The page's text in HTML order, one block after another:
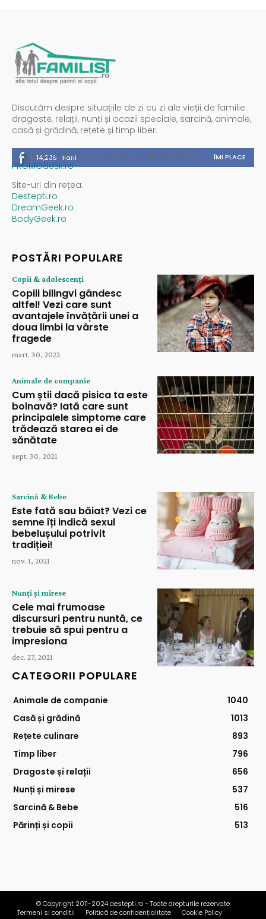
Discutăm despre situațiile de zi cu zi ale vieții de familie:
dragoste, relații, nunți și ocazii speciale, sarcină, animale,
casă și grădină, rețete și timp liber.
14,235 Fani ÎMI PLACE
Spații publicitare / reclamă administrată de
PROMOdesk.ro
Site-uri din rețea:
Destepti.ro
DreamGeek.ro
BodyGeek.ro
POSTĂRI POPULARE
Copii & adolescenți
Copiii bilingvi gândesc
altfel! Vezi care sunt
avantajele învățării unei a
doua limbi la vârste
fragede
mart. 30, 2022
Animale de companie
Cum știi dacă pisica ta este
bolnavă? Iată care sunt
principalele simptome care
trădează starea ei de
sănătate
sept. 30, 2021
Sarcină & Bebe
Este fată sau băiat? Vezi ce
semne îți indică sexul
bebelușului potrivit
tradiției!
nov. 1, 2021
Nunți și mirese
Cele mai frumoase
discursuri pentru nuntă, ce
trebuie să spui pentru a
impresiona
dec. 27, 2021
CATEGORII POPULARE
Animale de companie
1040
Casă și grădină
1013
Rețete culinare
893
Timp liber
796
Dragoste și relații
656
Nunți și mirese
537
Sarcină & Bebe
516
Părinți și copii
513
© Copyright 2011-2024 destepti.ro - Toate drepturile rezervate
Termeni si conditii
Politică de confidențialitate
Cookie Policy